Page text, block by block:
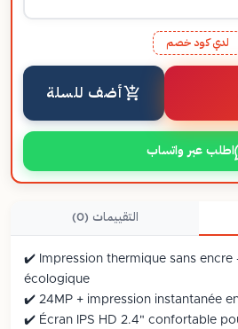
لدي كود خصم
أضف للسلة
اطلب عبر واتساب
التقييمات (0)
✔️ Impression thermique sans
écologique
✔️ 24MP + impression instantanée
✔️ Écran IPS HD 2.4" confortable